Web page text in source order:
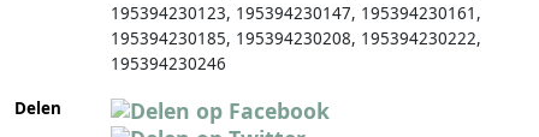
195394230123, 195394230147, 195394230161 ,
195394230185, 195394230208, 195394230222,
195394230246
Delen